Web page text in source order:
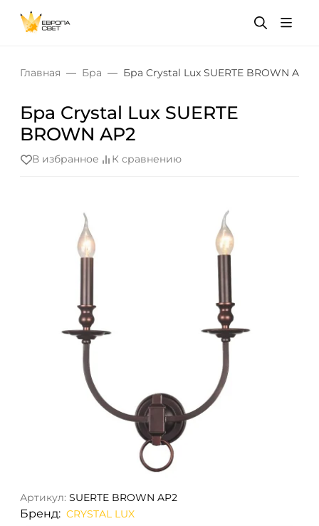
Главная Бра Бра Crystal Lux SUERTE BROWN AP2
Бра Crystal Lux SUERTE
BROWN AP2
В избранное К сравнению
Артикул: SUERTE BROWN AP2
Бренд: CRYSTAL LUX